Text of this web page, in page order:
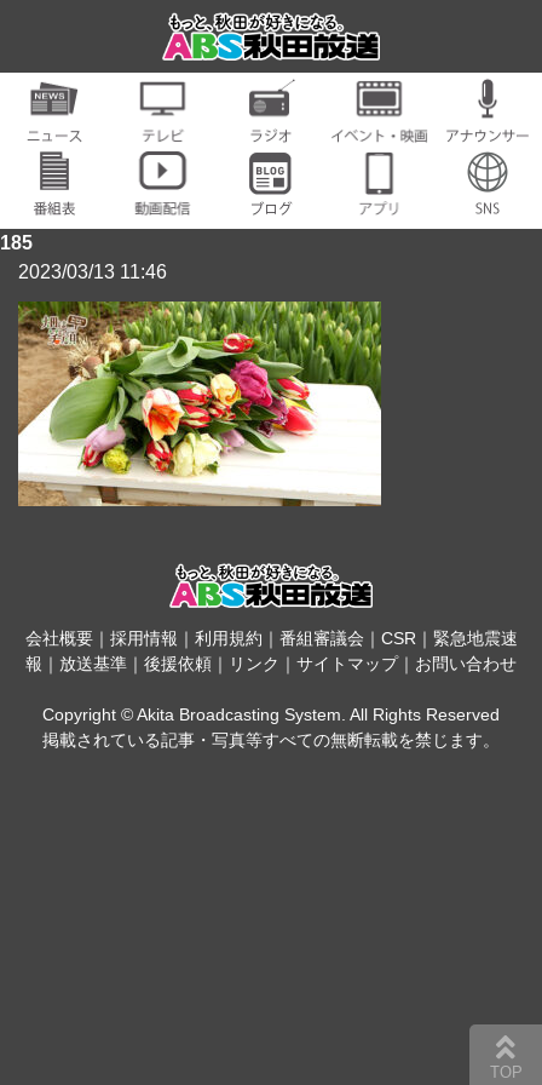
185
2023/03/13 11:46
会社概要｜ 採用情報 ｜ 利用規約 ｜ 番組審議会 ｜ CSR｜ 緊急地震速
報 ｜ 放送基準 ｜ 後援依頼 ｜ リンク ｜ サイトマップ｜ お問い合わせ
Copyright © Akita Broadcasting System. All Rights Reserved
掲載されている記事・写真等すべての無断転載を禁じます。